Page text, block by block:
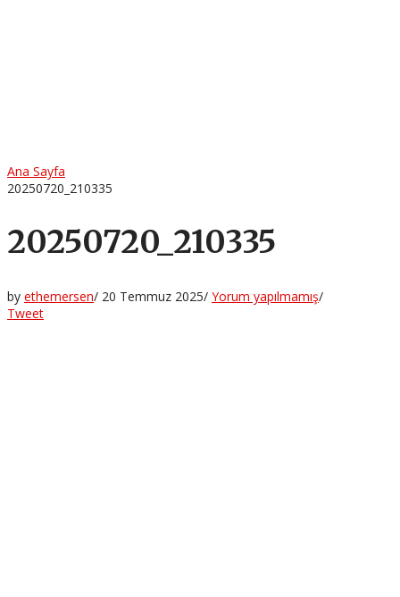
Ana Sayfa
20250720_210335
20250720_210335
by ethemersen/ 20 Temmuz 2025/ Yorum yapılmamış/
Tweet